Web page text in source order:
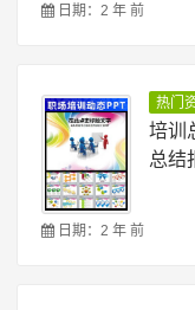
日期：2 年 前
热门
培训
总结
日期：2 年 前